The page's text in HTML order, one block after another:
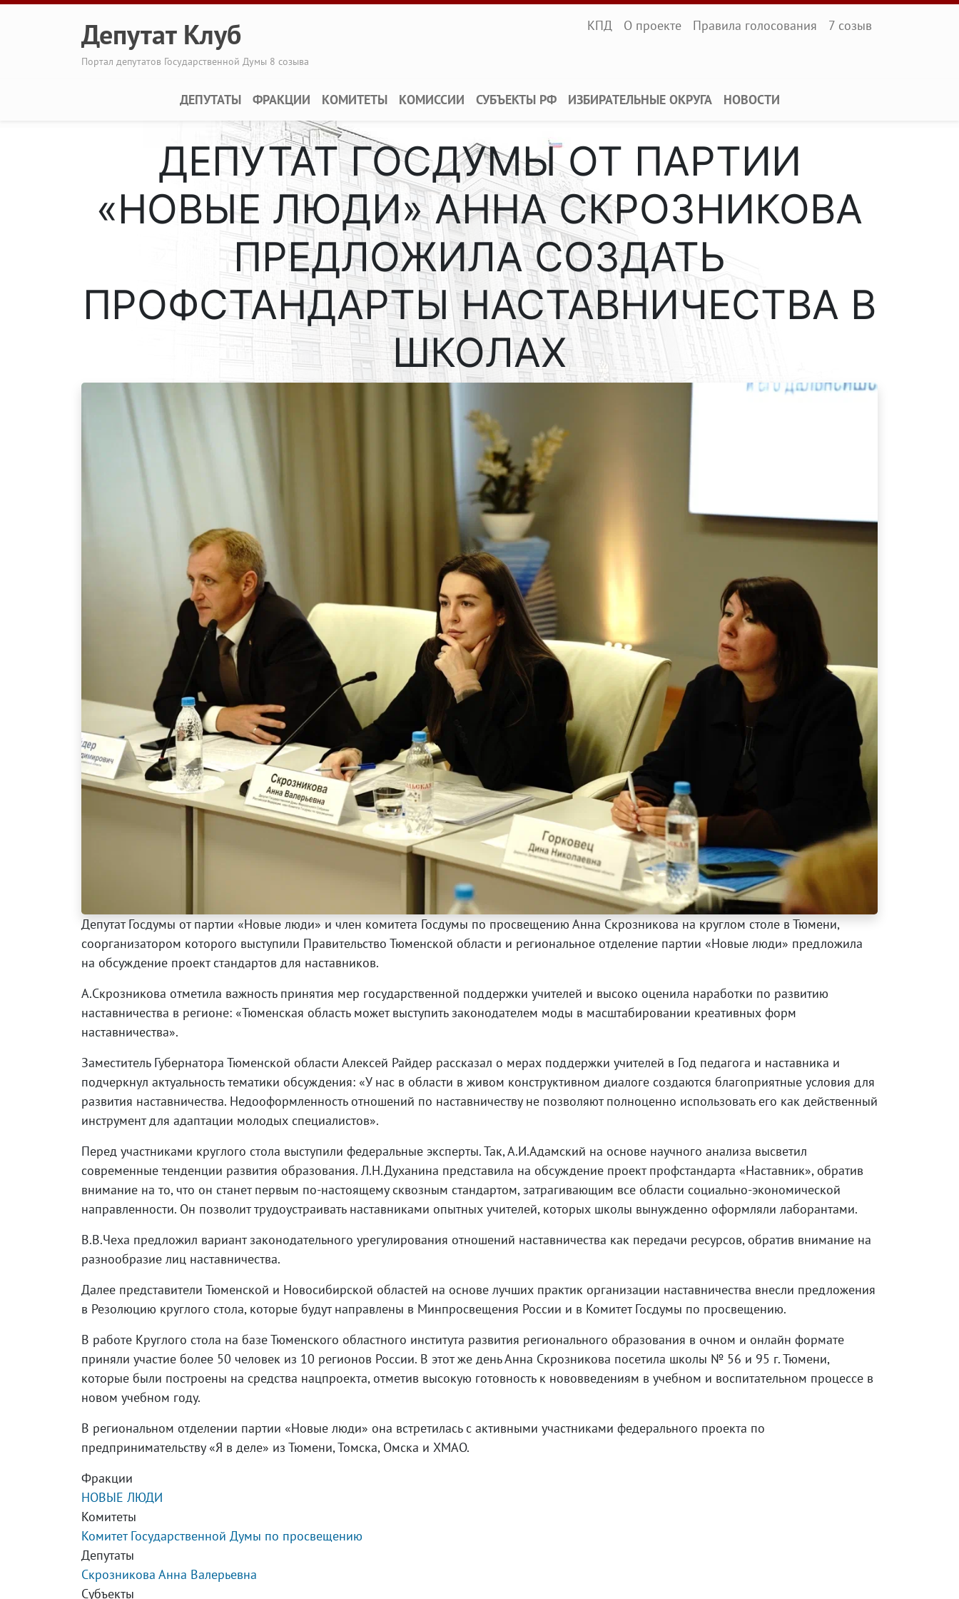
Перейти к основному содержанию
Депутат Клуб
Портал депутатов Государственной Думы 8 созыва
Infopanel
КПД О проекте Правила голосования 7 созыв
Main navigation
ДЕПУТАТЫ ФРАКЦИИ КОМИТЕТЫ КОМИССИИ СУБЪЕКТЫ РФ ИЗБИРАТЕЛЬНЫЕ ОКРУГА НОВОСТИ
ДЕПУТАТ ГОСДУМЫ ОТ ПАРТИИ
«НОВЫЕ ЛЮДИ» АННА СКРОЗНИКОВА
ПРЕДЛОЖИЛА СОЗДАТЬ
ПРОФСТАНДАРТЫ НАСТАВНИЧЕСТВА В
ШКОЛАХ
Депутат Госдумы от партии «Новые люди» и член комитета Госдумы по просвещению Анна Скрозникова на круглом столе в Тюмени,
соорганизатором которого выступили Правительство Тюменской области и региональное отделение партии «Новые люди» предложила
на обсуждение проект стандартов для наставников.
А.Скрозникова отметила важность принятия мер государственной поддержки учителей и высоко оценила наработки по развитию
наставничества в регионе: «Тюменская область может выступить законодателем моды в масштабировании креативных форм
наставничества».
Заместитель Губернатора Тюменской области Алексей Райдер рассказал о мерах поддержки учителей в Год педагога и наставника и
подчеркнул актуальность тематики обсуждения: «У нас в области в живом конструктивном диалоге создаются благоприятные условия для
развития наставничества. Недооформленность отношений по наставничеству не позволяют полноценно использовать его как действенный
инструмент для адаптации молодых специалистов».
Перед участниками круглого стола выступили федеральные эксперты. Так, А.И.Адамский на основе научного анализа высветил
современные тенденции развития образования. Л.Н.Духанина представила на обсуждение проект профстандарта «Наставник», обратив
внимание на то, что он станет первым по-настоящему сквозным стандартом, затрагивающим все области социально-экономической
направленности. Он позволит трудоустраивать наставниками опытных учителей, которых школы вынужденно оформляли лаборантами.
В.В.Чеха предложил вариант законодательного урегулирования отношений наставничества как передачи ресурсов, обратив внимание на
разнообразие лиц наставничества.
Далее представители Тюменской и Новосибирской областей на основе лучших практик организации наставничества внесли предложения
в Резолюцию круглого стола, которые будут направлены в Минпросвещения России и в Комитет Госдумы по просвещению.
В работе Круглого стола на базе Тюменского областного института развития регионального образования в очном и онлайн формате
приняли участие более 50 человек из 10 регионов России. В этот же день Анна Скрозникова посетила школы № 56 и 95 г. Тюмени,
которые были построены на средства нацпроекта, отметив высокую готовность к нововведениям в учебном и воспитательном процессе в
новом учебном году.
В региональном отделении партии «Новые люди» она встретилась с активными участниками федерального проекта по
предпринимательству «Я в деле» из Тюмени, Томска, Омска и ХМАО.
Фракции
НОВЫЕ ЛЮДИ
Комитеты
Комитет Государственной Думы по просвещению
Депутаты
Скрозникова Анна Валерьевна
Субъекты